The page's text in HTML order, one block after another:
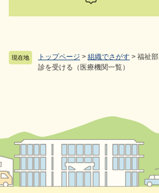
現在地 トップページ > 組織でさがす > 福祉部
診を受ける（医療機関一覧）